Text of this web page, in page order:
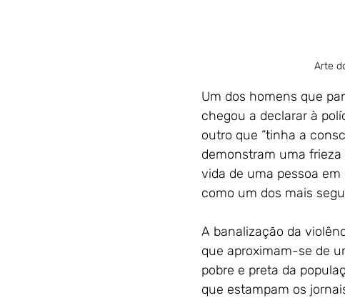
Arte
Um dos homens que
chegou a declarar à
outro que “tinha a
demonstram uma
vida de uma pessoa
como um dos mais
A banalização da
que aproximam-se de
pobre e preta da
que estampam os